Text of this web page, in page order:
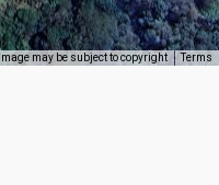
Image may be subject to copyright Terms